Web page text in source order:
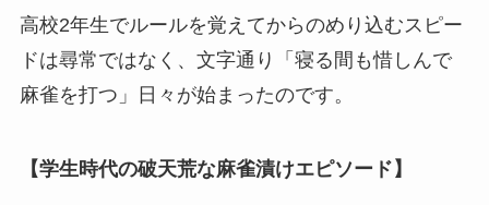
高校2年生でルールを覚えてからのめり込むスピー
ドは尋常ではなく、文字通り「寝る間も惜しんで
麻雀を打つ」日々が始まったのです。
【学生時代の破天荒な麻雀漬けエピソード】